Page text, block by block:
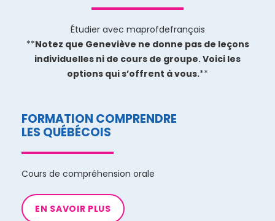
Étudier avec maprofdefrançais
**Notez que Geneviève ne donne pas de leçons
individuelles ni de cours de groupe. Voici les
options qui s’offrent à vous.**
FORMATION COMPRENDRE
LES QUÉBÉCOIS
Cours de compréhension orale
EN SAVOIR PLUS